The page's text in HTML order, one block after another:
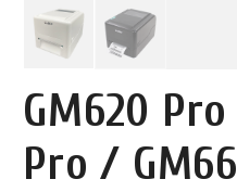
GM620
Pro /